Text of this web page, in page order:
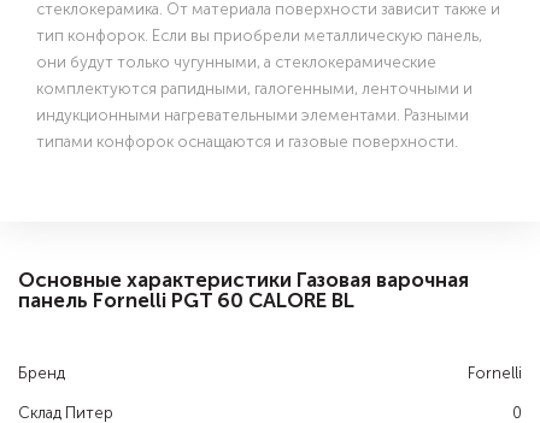
стеклокерамика. От материала поверхности зависит также и
тип конфорок. Если вы приобрели металлическую панель,
они будут только чугунными, а стеклокерамические
комплектуются рапидными, галогенными, ленточными и
индукционными нагревательными элементами. Разными
типами конфорок оснащаются и газовые поверхности.
Основные характеристики Газовая варочная
панель Fornelli PGT 60 CALORE BL
Бренд Fornelli
Склад Питер 0